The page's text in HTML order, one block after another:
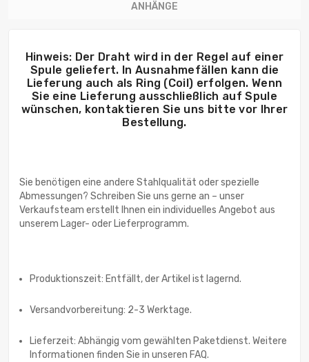
ANHÄNGE
Hinweis: Der Draht wird in der Regel auf einer
Spule geliefert. In Ausnahmefällen kann die
Lieferung auch als Ring (Coil) erfolgen. Wenn
Sie eine Lieferung ausschließlich auf Spule
wünschen, kontaktieren Sie uns bitte vor Ihrer
Bestellung.
Sie benötigen eine andere Stahlqualität oder spezielle
Abmessungen? Schreiben Sie uns gerne an – unser
Verkaufsteam erstellt Ihnen ein individuelles Angebot aus
unserem Lager- oder Lieferprogramm.
Produktionszeit: Entfällt, der Artikel ist lagernd.
Versandvorbereitung: 2-3 Werktage.
Lieferzeit: Abhängig vom gewählten Paketdienst. Weitere
Informationen finden Sie in unseren FAQ.